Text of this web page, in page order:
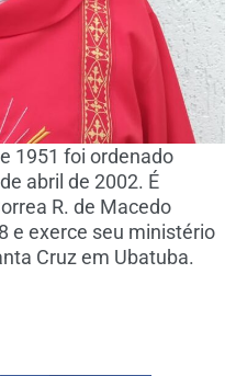
1951 foi ordenado
abril de 2002. É
R. de Macedo
e exerce seu ministério
Cruz em Ubatuba.